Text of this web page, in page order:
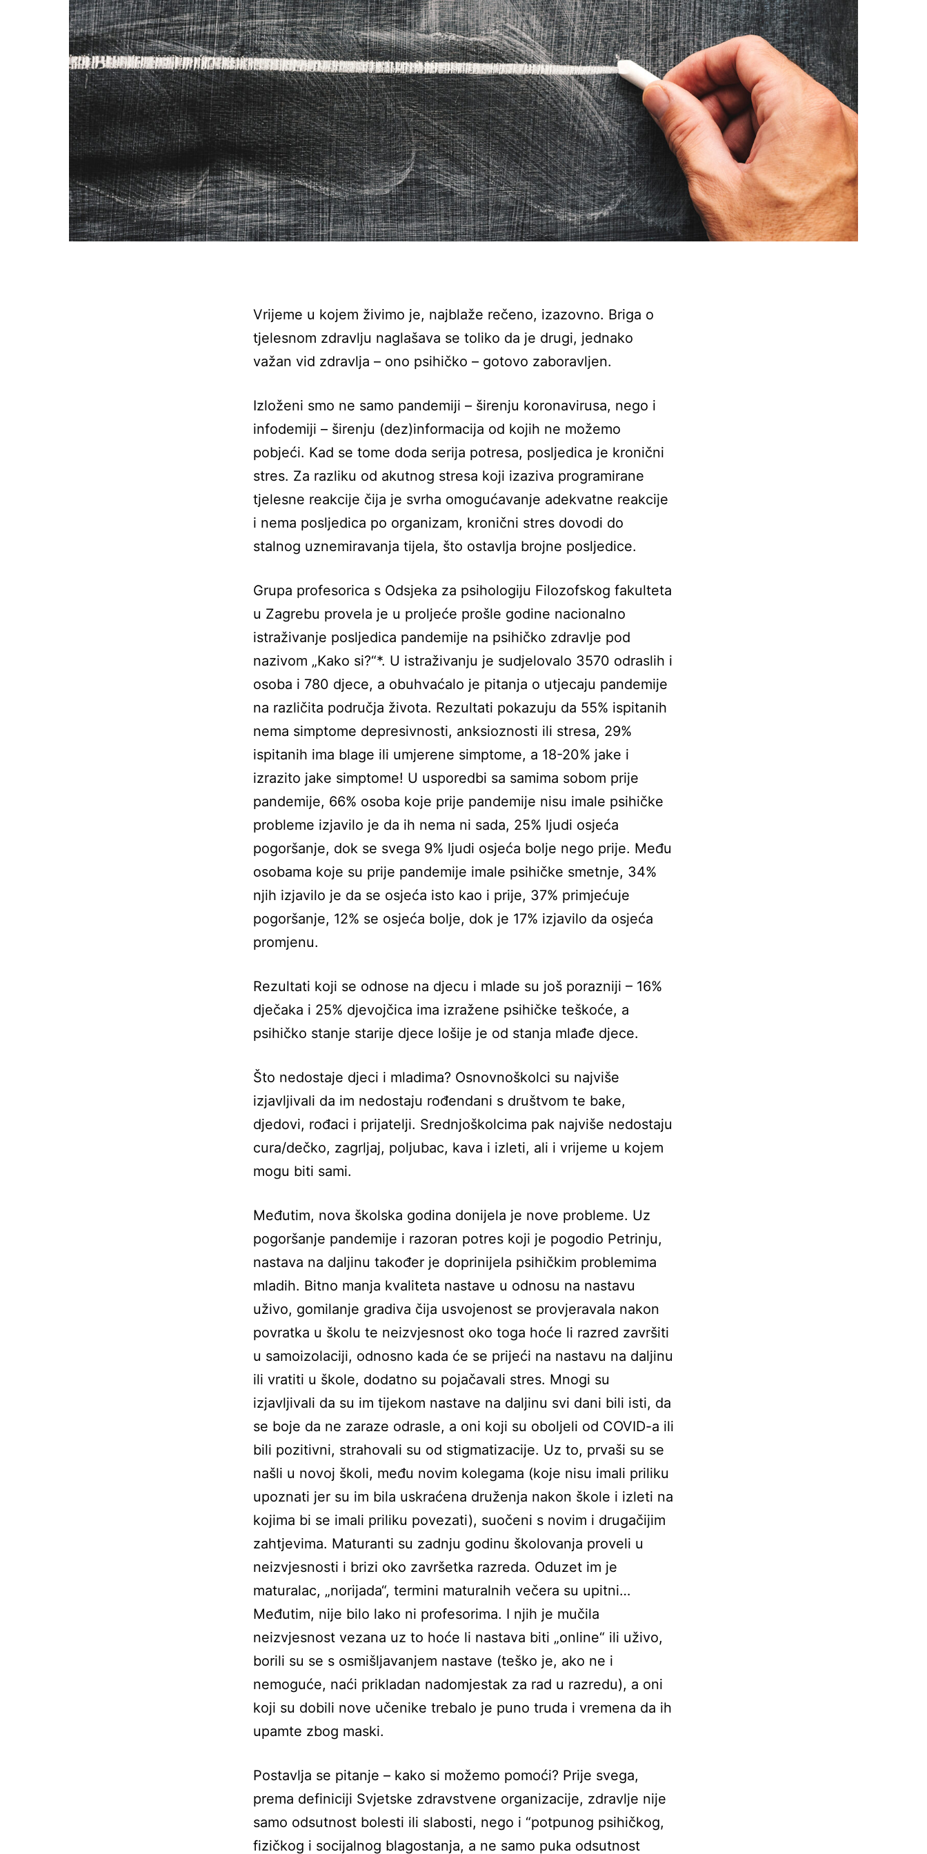
Vrijeme u kojem živimo je, najblaže rečeno, izazovno. Briga o
tjelesnom zdravlju naglašava se toliko da je drugi, jednako
važan vid zdravlja – ono psihičko – gotovo zaboravljen.
Izloženi smo ne samo pandemiji – širenju koronavirusa, nego i
infodemiji – širenju (dez)informacija od kojih ne možemo
pobjeći. Kad se tome doda serija potresa, posljedica je kronični
stres. Za razliku od akutnog stresa koji izaziva programirane
tjelesne reakcije čija je svrha omogućavanje adekvatne reakcije
i nema posljedica po organizam, kronični stres dovodi do
stalnog uznemiravanja tijela, što ostavlja brojne posljedice.
Grupa profesorica s Odsjeka za psihologiju Filozofskog fakulteta
u Zagrebu provela je u proljeće prošle godine nacionalno
istraživanje posljedica pandemije na psihičko zdravlje pod
nazivom „Kako si?“*. U istraživanju je sudjelovalo 3570 odraslih i
osoba i 780 djece, a obuhvaćalo je pitanja o utjecaju pandemije
na različita područja života. Rezultati pokazuju da 55% ispitanih
nema simptome depresivnosti, anksioznosti ili stresa, 29%
ispitanih ima blage ili umjerene simptome, a 18-20% jake i
izrazito jake simptome! U usporedbi sa samima sobom prije
pandemije, 66% osoba koje prije pandemije nisu imale psihičke
probleme izjavilo je da ih nema ni sada, 25% ljudi osjeća
pogoršanje, dok se svega 9% ljudi osjeća bolje nego prije. Među
osobama koje su prije pandemije imale psihičke smetnje, 34%
njih izjavilo je da se osjeća isto kao i prije, 37% primjećuje
pogoršanje, 12% se osjeća bolje, dok je 17% izjavilo da osjeća
promjenu.
Rezultati koji se odnose na djecu i mlade su još porazniji – 16%
dječaka i 25% djevojčica ima izražene psihičke teškoće, a
psihičko stanje starije djece lošije je od stanja mlađe djece.
Što nedostaje djeci i mladima? Osnovnoškolci su najviše
izjavljivali da im nedostaju rođendani s društvom te bake,
djedovi, rođaci i prijatelji. Srednjoškolcima pak najviše nedostaju
cura/dečko, zagrljaj, poljubac, kava i izleti, ali i vrijeme u kojem
mogu biti sami.
Međutim, nova školska godina donijela je nove probleme. Uz
pogoršanje pandemije i razoran potres koji je pogodio Petrinju,
nastava na daljinu također je doprinijela psihičkim problemima
mladih. Bitno manja kvaliteta nastave u odnosu na nastavu
uživo, gomilanje gradiva čija usvojenost se provjeravala nakon
povratka u školu te neizvjesnost oko toga hoće li razred završiti
u samoizolaciji, odnosno kada će se prijeći na nastavu na daljinu
ili vratiti u škole, dodatno su pojačavali stres. Mnogi su
izjavljivali da su im tijekom nastave na daljinu svi dani bili isti, da
se boje da ne zaraze odrasle, a oni koji su oboljeli od COVID-a ili
bili pozitivni, strahovali su od stigmatizacije. Uz to, prvaši su se
našli u novoj školi, među novim kolegama (koje nisu imali priliku
upoznati jer su im bila uskraćena druženja nakon škole i izleti na
kojima bi se imali priliku povezati), suočeni s novim i drugačijim
zahtjevima. Maturanti su zadnju godinu školovanja proveli u
neizvjesnosti i brizi oko završetka razreda. Oduzet im je
maturalac, „norijada“, termini maturalnih večera su upitni…
Međutim, nije bilo lako ni profesorima. I njih je mučila
neizvjesnost vezana uz to hoće li nastava biti „online“ ili uživo,
borili su se s osmišljavanjem nastave (teško je, ako ne i
nemoguće, naći prikladan nadomjestak za rad u razredu), a oni
koji su dobili nove učenike trebalo je puno truda i vremena da ih
upamte zbog maski.
Postavlja se pitanje – kako si možemo pomoći? Prije svega,
prema definiciji Svjetske zdravstvene organizacije, zdravlje nije
samo odsutnost bolesti ili slabosti, nego i “potpunog psihičkog,
fizičkog i socijalnog blagostanja, a ne samo puka odsutnost